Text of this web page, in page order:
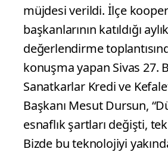
müjdesi verildi. İlçe
başkanlarının katıldığı aylık
değerlendirme
konuşma yapan Sivas 27.
Sanatkarlar Kredi ve
Başkanı Mesut Dursun,
esnaflık şartları değişti,
Bizde bu teknolojiyi